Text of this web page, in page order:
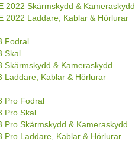
2022 Skärmskydd & Kameraskydd
2022 Laddare, Kablar & Hörlurar
Fodral
Skal
Skärmskydd & Kameraskydd
Laddare, Kablar & Hörlurar
Pro Fodral
Pro Skal
Pro Skärmskydd & Kameraskydd
Pro Laddare, Kablar & Hörlurar